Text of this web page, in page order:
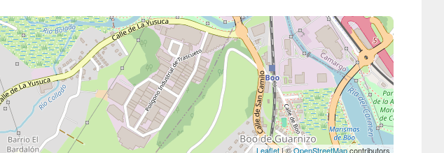
Leaflet| ©OpenStreetMapcontributors